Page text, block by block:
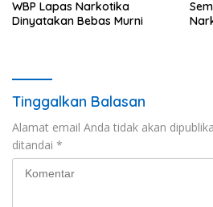
WBP Lapas Narkotika
Dinyatakan Bebas Murni
Tinggalkan Balasan
Alamat email Anda tidak akan
ditandai *